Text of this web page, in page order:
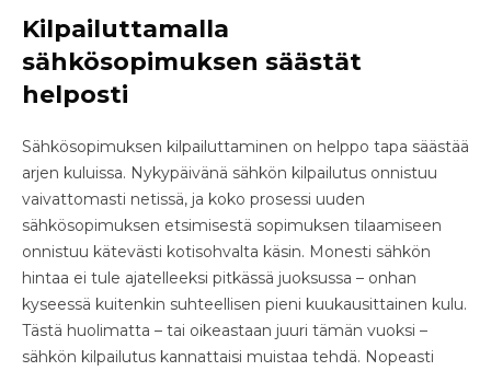
Kilpailuttamalla
sähkösopimuksen säästät
helposti
Sähkösopimuksen kilpailuttaminen on helppo tapa säästää
arjen kuluissa. Nykypäivänä sähkön kilpailutus onnistuu
vaivattomasti netissä, ja koko prosessi uuden
sähkösopimuksen etsimisestä sopimuksen tilaamiseen
onnistuu kätevästi kotisohvalta käsin. Monesti sähkön
hintaa ei tule ajatelleeksi pitkässä juoksussa – onhan
kyseessä kuitenkin suhteellisen pieni kuukausittainen kulu.
Tästä huolimatta – tai oikeastaan juuri tämän vuoksi –
sähkön kilpailutus kannattaisi muistaa tehdä. Nopeasti